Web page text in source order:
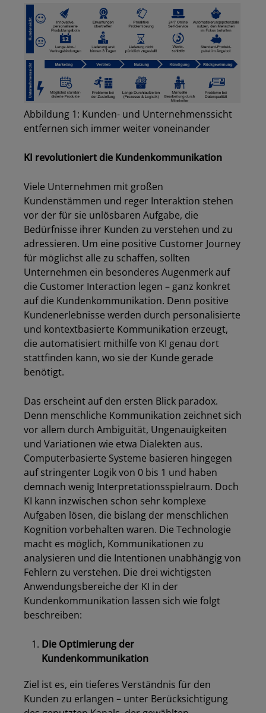
Abbildung 1: Kunden- und Unternehmenssicht
entfernen sich immer weiter voneinander
KI revolutioniert die Kundenkommunikation
Viele Unternehmen mit großen
Kundenstämmen und reger Interaktion stehen
vor der für sie unlösbaren Aufgabe, die
Bedürfnisse ihrer Kunden zu verstehen und zu
adressieren. Um eine positive Customer Journey
für möglichst alle zu schaffen, sollten
Unternehmen ein besonderes Augenmerk auf
die Customer Interaction legen – ganz konkret
auf die Kundenkommunikation. Denn positive
Kundenerlebnisse werden durch personalisierte
und kontextbasierte Kommunikation erzeugt,
die automatisiert mithilfe von KI genau dort
stattfinden kann, wo sie der Kunde gerade
benötigt.
Das erscheint auf den ersten Blick paradox.
Denn menschliche Kommunikation zeichnet sich
vor allem durch Ambiguität, Ungenauigkeiten
und Variationen wie etwa Dialekten aus.
Computerbasierte Systeme basieren hingegen
auf stringenter Logik von 0 bis 1 und haben
demnach wenig Interpretationsspielraum. Doch
KI kann inzwischen schon sehr komplexe
Aufgaben lösen, die bislang der menschlichen
Kognition vorbehalten waren. Die Technologie
macht es möglich, Kommunikationen zu
analysieren und die Intentionen unabhängig von
Fehlern zu verstehen. Die drei wichtigsten
Anwendungsbereiche der KI in der
Kundenkommunikation lassen sich wie folgt
beschreiben:
Die Optimierung der
Kundenkommunikation
Ziel ist es, ein tieferes Verständnis für den
Kunden zu erlangen – unter Berücksichtigung